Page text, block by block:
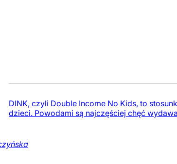
DINK, czyli Double Income No Kids, to
dzieci. Powodami są najczęściej chęć